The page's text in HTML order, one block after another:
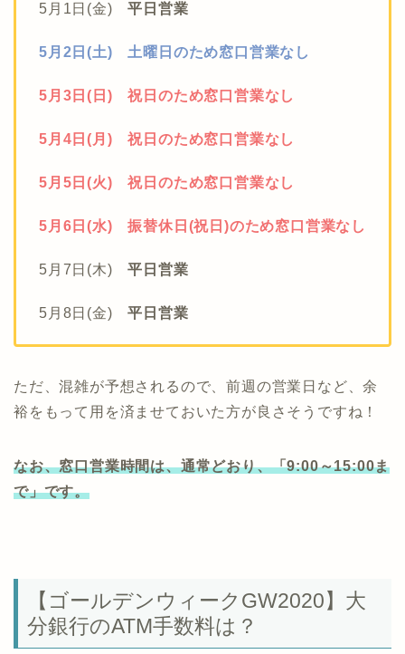
5月1日(金)平日営業
5月2日(土) 土曜日のため窓口営業なし
5月3日(日) 祝日のため窓口営業なし
5月4日(月) 祝日のため窓口営業なし
5月5日(火) 祝日のため窓口営業なし
5月6日(水) 振替休日(祝日)のため窓口営業なし
5月7日(木)平日営業
5月8日(金)平日営業
ただ、混雑が予想されるので、前週の営業日など、余
裕をもって用を済ませておいた方が良さそうですね！
なお、窓口営業時間は、通常どおり、「9:00～15:00ま
で」です。
【ゴールデンウィークGW2020】大
分銀行のATM手数料は？